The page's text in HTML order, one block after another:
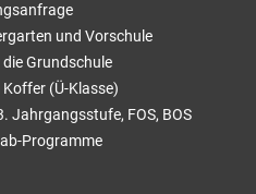
und Vorschule
Grundschule
(Ü-Klasse)
Jahrgangsstufe, FOS, BOS
Programme